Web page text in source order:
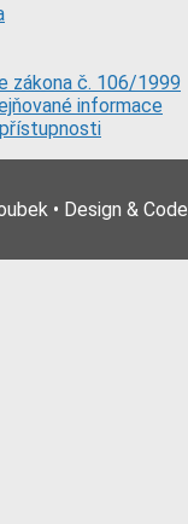
zákona č. 106/1999
informace
• Design & Code